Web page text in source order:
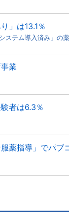
」は13.1％
ステム導入済み」の
業
者は6.3％
薬指導」でパブ